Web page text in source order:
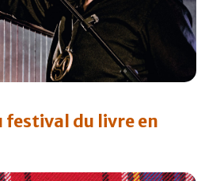
festival du livre en